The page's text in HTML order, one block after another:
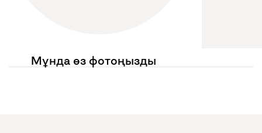
Мұнда өз фотоңызды